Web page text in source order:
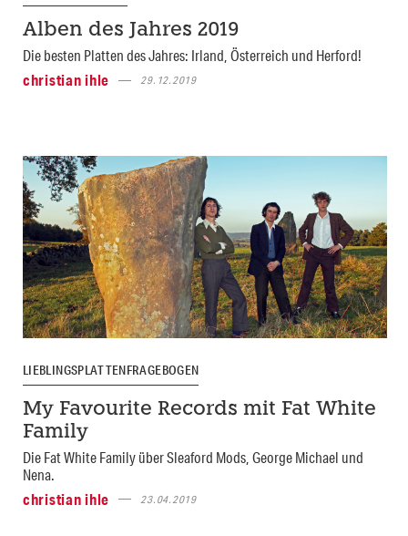
Alben des Jahres 2019
Die besten Platten des Jahres: Irland, Österreich und Herford!
christian ihle
29.12.2019
LIEBLINGSPLATTENFRAGEBOGEN
My Favourite Records mit Fat White
Family
Die Fat White Family über Sleaford Mods, George Michael und
Nena.
christian ihle
23.04.2019